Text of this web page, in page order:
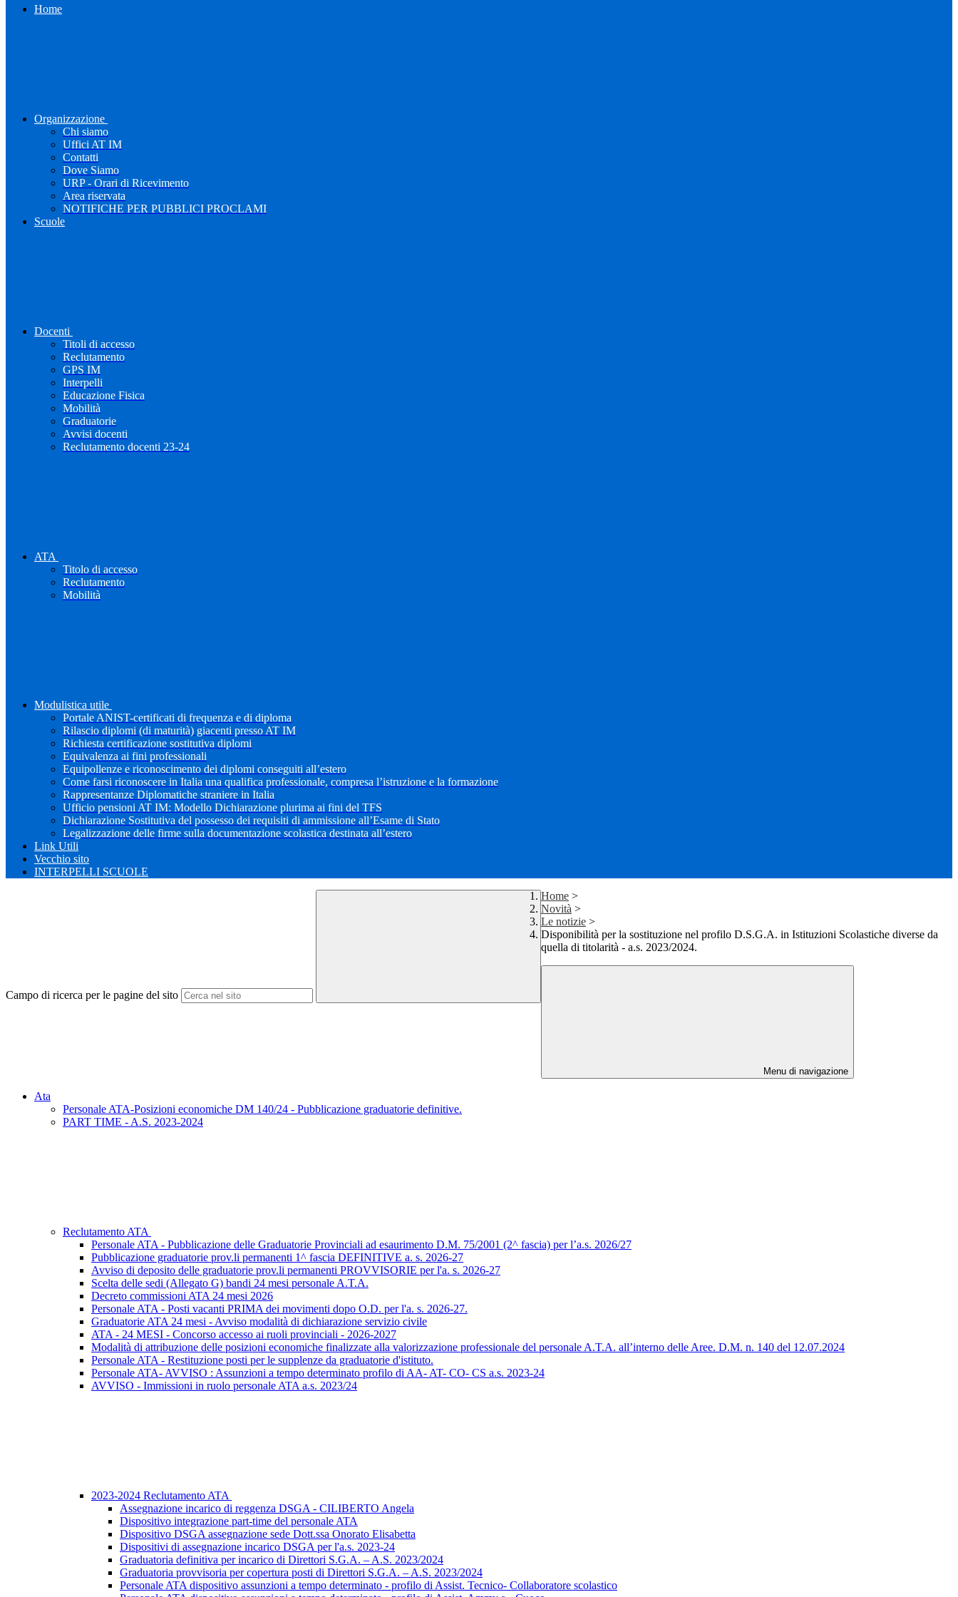
Home
Organizzazione
Chi siamo
Uffici AT IM
Contatti
Dove Siamo
URP - Orari di Ricevimento
Area riservata
NOTIFICHE PER PUBBLICI PROCLAMI
Scuole
Docenti
Titoli di accesso
Reclutamento
GPS IM
Interpelli
Educazione Fisica
Mobilità
Graduatorie
Avvisi docenti
Reclutamento docenti 23-24
ATA
Titolo di accesso
Reclutamento
Mobilità
Modulistica utile
Portale ANIST-certificati di frequenza e di diploma
Rilascio diplomi (di maturità) giacenti presso AT IM
Richiesta certificazione sostitutiva diplomi
Equivalenza ai fini professionali
Equipollenze e riconoscimento dei diplomi conseguiti all’estero
Come farsi riconoscere in Italia una qualifica professionale, compresa l’istruzione e la formazione
Rappresentanze Diplomatiche straniere in Italia
Ufficio pensioni AT IM: Modello Dichiarazione plurima ai fini del TFS
Dichiarazione Sostitutiva del possesso dei requisiti di ammissione all’Esame di Stato
Legalizzazione delle firme sulla documentazione scolastica destinata all’estero
Link Utili
Vecchio sito
INTERPELLI SCUOLE
Campo di ricerca per le pagine del sito
Home >
Novità >
Le notizie >
Disponibilità per la sostituzione nel profilo D.S.G.A. in Istituzioni Scolastiche diverse da
quella di titolarità - a.s. 2023/2024.
Menu di navigazione
Ata
Personale ATA-Posizioni economiche DM 140/24 - Pubblicazione graduatorie definitive.
PART TIME - A.S. 2023-2024
Reclutamento ATA
Personale ATA - Pubblicazione delle Graduatorie Provinciali ad esaurimento D.M. 75/2001 (2^ fascia) per l’a.s. 2026/27
Pubblicazione graduatorie prov.li permanenti 1^ fascia DEFINITIVE a. s. 2026-27
Avviso di deposito delle graduatorie prov.li permanenti PROVVISORIE per l'a. s. 2026-27
Scelta delle sedi (Allegato G) bandi 24 mesi personale A.T.A.
Decreto commissioni ATA 24 mesi 2026
Personale ATA - Posti vacanti PRIMA dei movimenti dopo O.D. per l'a. s. 2026-27.
Graduatorie ATA 24 mesi - Avviso modalità di dichiarazione servizio civile
ATA - 24 MESI - Concorso accesso ai ruoli provinciali - 2026-2027
Modalità di attribuzione delle posizioni economiche finalizzate alla valorizzazione professionale del personale A.T.A. all’interno delle Aree. D.M. n. 140 del 12.07.2024
Personale ATA - Restituzione posti per le supplenze da graduatorie d'istituto.
Personale ATA- AVVISO : Assunzioni a tempo determinato profilo di AA- AT- CO- CS a.s. 2023-24
AVVISO - Immissioni in ruolo personale ATA a.s. 2023/24
2023-2024 Reclutamento ATA
Assegnazione incarico di reggenza DSGA - CILIBERTO Angela
Dispositivo integrazione part-time del personale ATA
Dispositivo DSGA assegnazione sede Dott.ssa Onorato Elisabetta
Dispositivi di assegnazione incarico DSGA per l'a.s. 2023-24
Graduatoria definitiva per incarico di Direttori S.G.A. – A.S. 2023/2024
Graduatoria provvisoria per copertura posti di Direttori S.G.A. – A.S. 2023/2024
Personale ATA dispositivo assunzioni a tempo determinato - profilo di Assist. Tecnico- Collaboratore scolastico